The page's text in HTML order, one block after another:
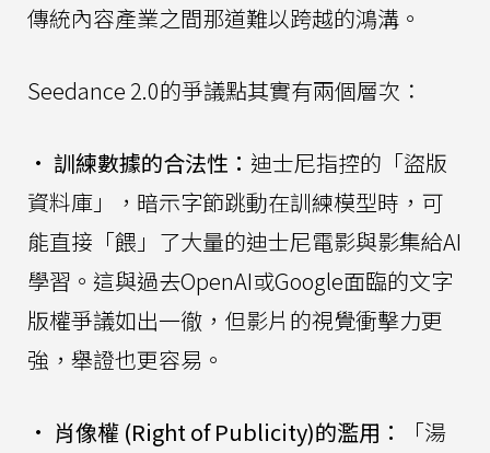
傳統內容產業之間那道難以跨越的鴻溝。
Seedance 2.0的爭議點其實有兩個層次：
• 訓練數據的合法性： 迪士尼指控的「盜版
資料庫」，暗示字節跳動在訓練模型時，可
能直接「餵」了大量的迪士尼電影與影集給AI
學習。這與過去OpenAI或Google面臨的文字
版權爭議如出一徹，但影片的視覺衝擊力更
強，舉證也更容易。
• 肖像權 (Right of Publicity)的濫用：
「湯